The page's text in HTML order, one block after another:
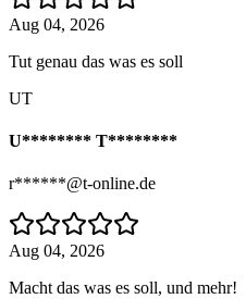
Aug 04, 2026
Tut genau das was es soll
UT
U******** T********
r******@t-online.de
Aug 04, 2026
Macht das was es soll, und mehr!